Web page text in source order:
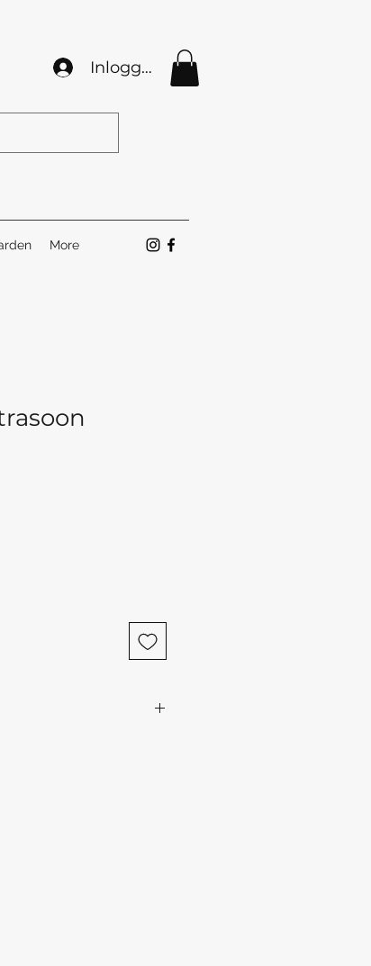
Inloggen
More